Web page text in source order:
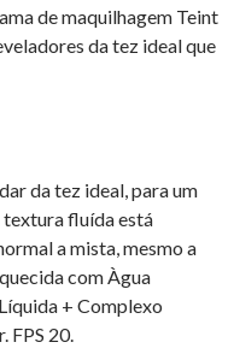
de maquilhagem Teint
da tez ideal que
da tez ideal, para um
textura fluída está
a mista, mesmo a
com Àgua
+ Complexo
FPS 20.